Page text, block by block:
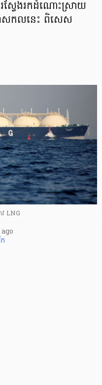
រស្វែងរកដំណោះស្រាយ
ាសកលនេះ ពិសេស
LNG